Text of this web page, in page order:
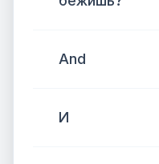
And
И